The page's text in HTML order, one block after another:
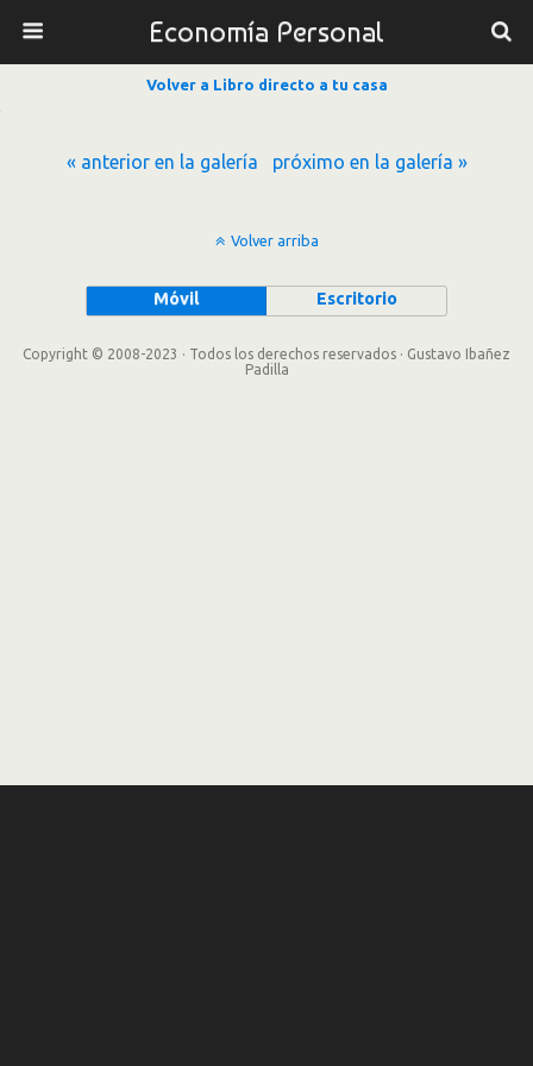
Economía Personal
Volver a Libro directo a tu casa
« anterior en la galería próximo en la galería »
Volver arriba
Móvil Escritorio
Copyright © 2008-2023 · Todos los derechos reservados · Gustavo Ibañez
Padilla